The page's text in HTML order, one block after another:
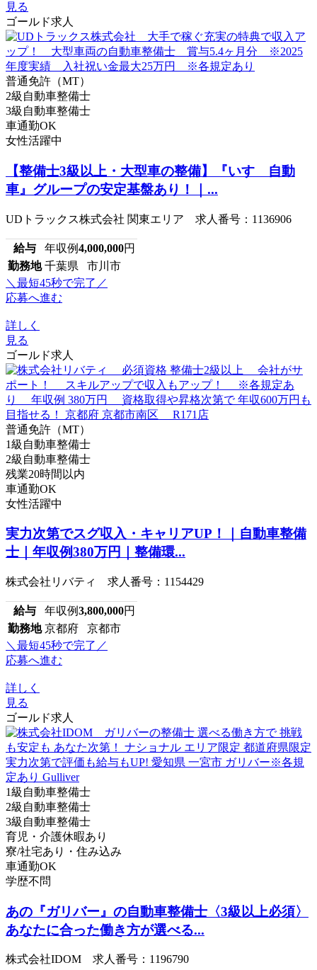
見る
ゴールド求人
普通免許（MT）
2級自動車整備士
3級自動車整備士
車通勤OK
女性活躍中
【整備士3級以上・大型車の整備】『いすゞ自動
車』グループの安定基盤あり！｜...
UDトラックス株式会社 関東エリア 求人番号：1136906
給与 年収例4,000,000円
勤務地 千葉県 市川市
＼最短45秒で完了／
応募へ進む
詳しく
見る
ゴールド求人
普通免許（MT）
1級自動車整備士
2級自動車整備士
残業20時間以内
車通勤OK
女性活躍中
実力次第でスグ収入・キャリアUP！｜自動車整備
士｜年収例380万円｜整備環...
株式会社リバティ 求人番号：1154429
給与 年収例3,800,000円
勤務地 京都府 京都市
＼最短45秒で完了／
応募へ進む
詳しく
見る
ゴールド求人
1級自動車整備士
2級自動車整備士
3級自動車整備士
育児・介護休暇あり
寮/社宅あり・住み込み
車通勤OK
学歴不問
あの『ガリバー』の自動車整備士〈3級以上必須〉
あなたに合った働き方が選べる...
株式会社IDOM 求人番号：1196790